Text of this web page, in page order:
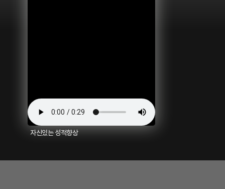
자신있는 성적향상